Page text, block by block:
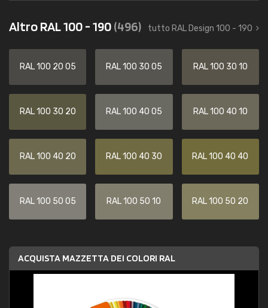
Altro RAL 100 - 190(496) tutto RAL Design 100 - 190
RAL 100 20 05 RAL 100 30 05 RAL 100 30 10
RAL 100 30 20 RAL 100 40 05 RAL 100 40 10
RAL 100 40 20 RAL 100 40 30 RAL 100 40 40
RAL 100 50 05 RAL 100 50 10 RAL 100 50 20
ACQUISTA MAZZETTA DEI COLORI RAL